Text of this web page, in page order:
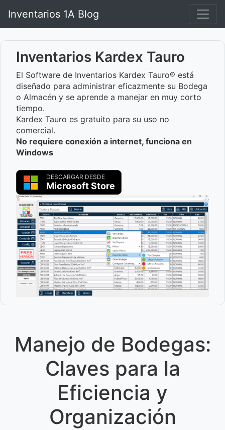
Inventarios 1A Blog
Inventarios Kardex Tauro
El Software de Inventarios Kardex Tauro® está
diseñado para administrar eficazmente su Bodega
o Almacén y se aprende a manejar en muy corto
tiempo.
Kardex Tauro es gratuito para su uso no
comercial.
No requiere conexión a internet, funciona en
Windows
DESCARGAR DESDE
Microsoft Store
Manejo de Bodegas:
Claves para la
Eficiencia y
Organización